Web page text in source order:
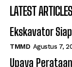
LATEST ARTICLES
Ekskavator
TMMD Agustus 7,
Upaya